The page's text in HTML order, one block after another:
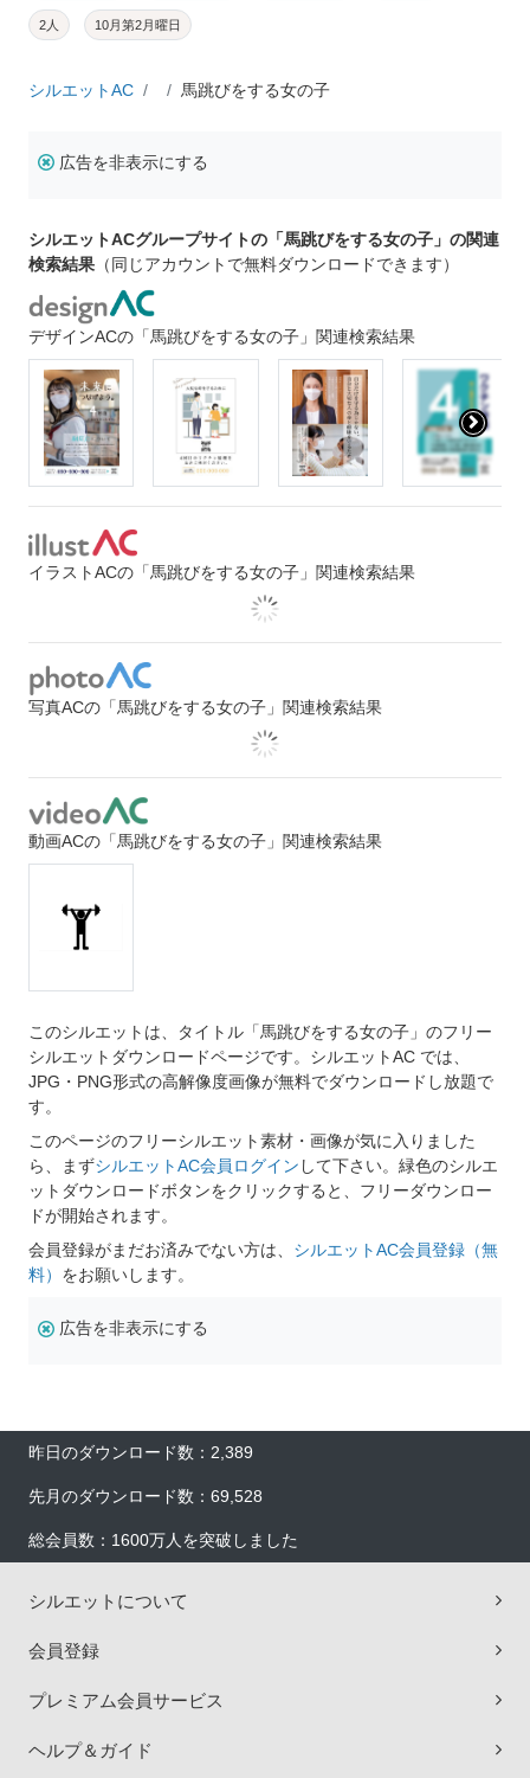
2人 10月第2月曜日
シルエットAC 馬跳びをする女の子
広告を非表示にする
シルエットACグループサイトの「馬跳びをする女の子」の関連
検索結果 （同じアカウントで無料ダウンロードできます）
デザインACの「馬跳びをする女の子」関連検索結果
イラストACの「馬跳びをする女の子」関連検索結果
写真ACの「馬跳びをする女の子」関連検索結果
動画ACの「馬跳びをする女の子」関連検索結果
このシルエットは、タイトル「馬跳びをする女の子」のフリー
シルエットダウンロードページです。シルエットAC では、
JPG・PNG形式の高解像度画像が無料でダウンロードし放題で
す。
このページのフリーシルエット素材・画像が気に入りました
ら、まずシルエットAC会員ログイン して下さい。緑色のシルエ
ットダウンロードボタンをクリックすると、フリーダウンロー
ドが開始されます。
会員登録がまだお済みでない方は、 シルエットAC会員登録（無
料） をお願いします。
広告を非表示にする
昨日のダウンロード数：2,389
先月のダウンロード数：69,528
総会員数：1600万人を突破しました
シルエットについて
会員登録
プレミアム会員サービス
ヘルプ＆ガイド